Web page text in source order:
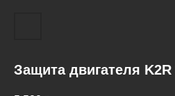
Защита двигателя K2R